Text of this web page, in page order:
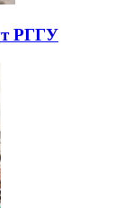
РГГУ